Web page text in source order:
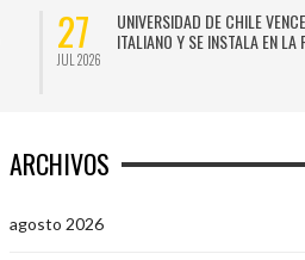
27
JUL 2026
UNIVERSIDAD DE CHILE
ITALIANO Y SE INSTALA EN LA
ARCHIVOS
agosto 2026